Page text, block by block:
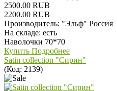
2500.00 RUB
2200.00 RUB
Производитель: "Эльф" Россия
На складе: есть
Наволочки 70*70
Купить Подробнее
Satin collection "Сирин"
(Код: 2139)